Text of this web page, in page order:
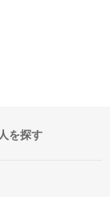
を探す